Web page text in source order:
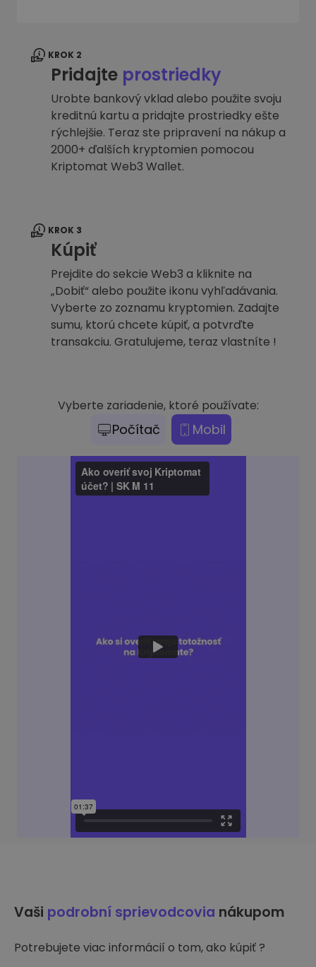
KROK 2
Pridajte prostriedky
Urobte bankový vklad alebo použite svoju
kreditnú kartu a pridajte prostriedky ešte
rýchlejšie. Teraz ste pripravení na nákup a
2000+ ďalších kryptomien pomocou
Kriptomat Web3 Wallet.
KROK 3
Kúpiť
Prejdite do sekcie Web3 a kliknite na
„Dobiť“ alebo použite ikonu vyhľadávania.
Vyberte zo zoznamu kryptomien. Zadajte
sumu, ktorú chcete kúpiť, a potvrďte
transakciu. Gratulujeme, teraz vlastníte !
Vyberte zariadenie, ktoré používate:
Počítač Mobil
Vaši podrobní sprievodcovia nákupom
Potrebujete viac informácií o tom, ako kúpiť ?